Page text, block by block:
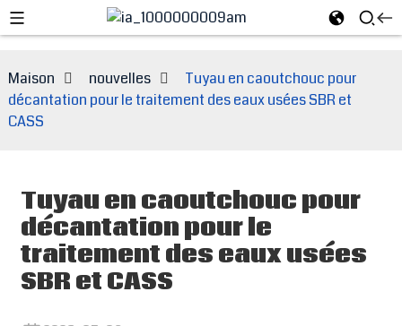
Maison nouvelles
Tuyau en caoutchouc pour
décantation pour le traitement des eaux usées SBR et
CASS
Tuyau en caoutchouc pour
décantation pour le
traitement des eaux usées
SBR et CASS